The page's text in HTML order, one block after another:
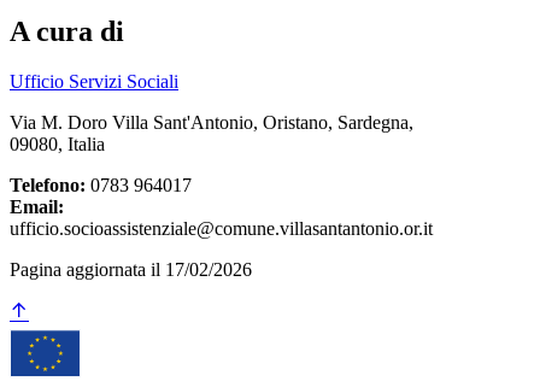
A cura di
Ufficio Servizi Sociali
Via M. Doro Villa Sant'Antonio, Oristano, Sardegna,
09080, Italia
Telefono: 0783 964017
Email:
ufficio.socioassistenziale@comune.villasantantonio.or.it
Pagina aggiornata il 17/02/2026